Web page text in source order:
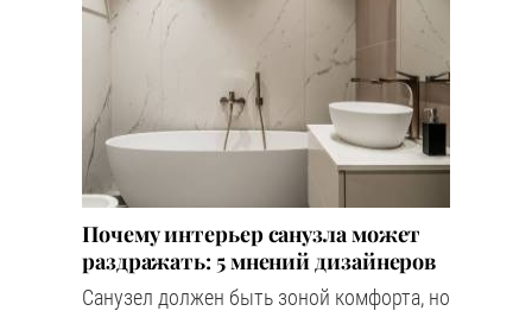
Почему интерьер санузла может
раздражать: 5 мнений дизайнеров
Санузел должен быть зоной комфорта, но